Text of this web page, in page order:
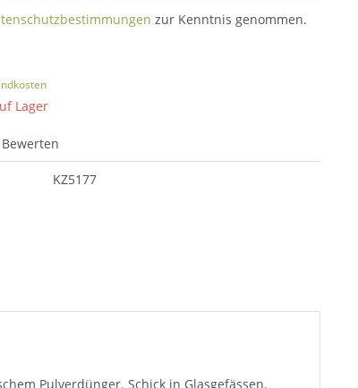
zur Kenntnis genommen.
Lager
Bewerten
KZ5177
Pulverdünger. Schick in Glasgefässen.